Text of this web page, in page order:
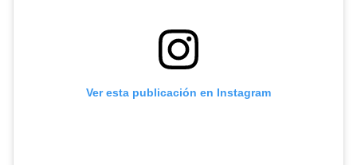
Ver esta publicación en Instagram